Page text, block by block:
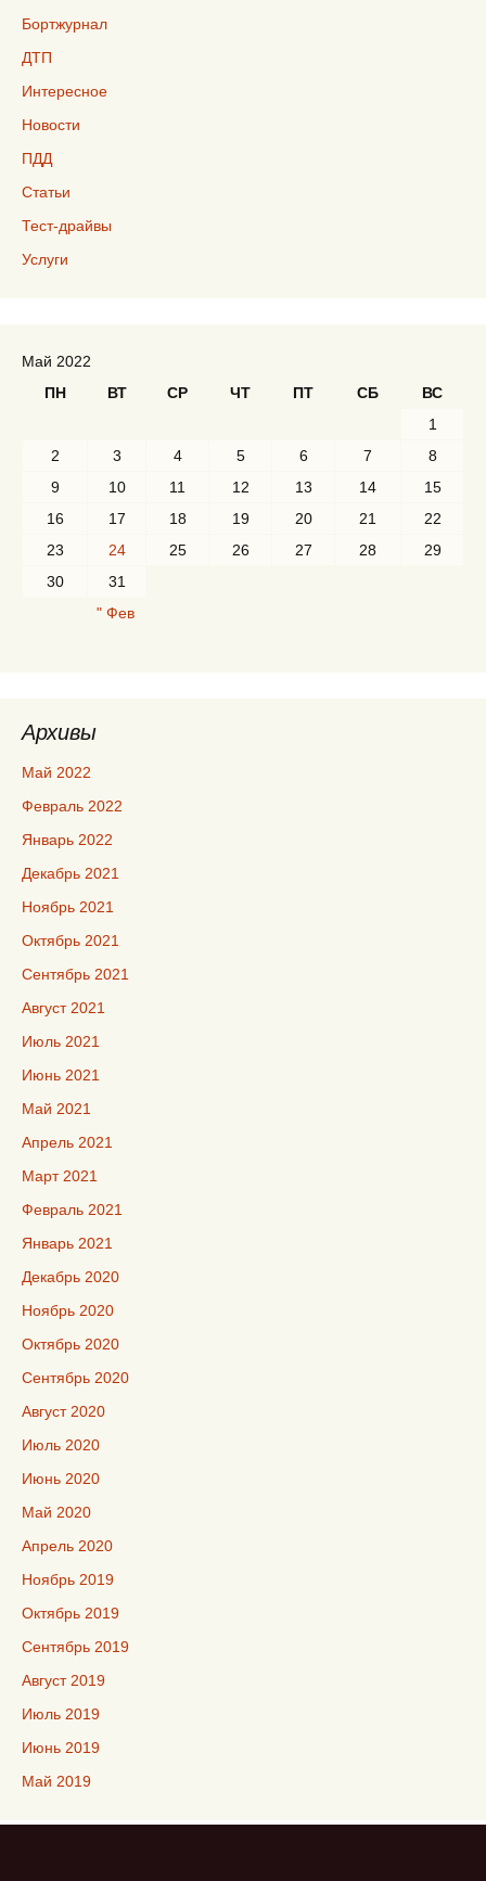
Бортжурнал
ДТП
Интересное
Новости
ПДД
Статьи
Тест-драйвы
Услуги
Май 2022
ПН
ВТ СР ЧТ ПТ СБ ВС
" Фев
1
2
3 4 5 6 7
8
9
10 11 12 13 14
15
16
17 18 19 20 21
22
23
24 25 26 27 28
29
30
31
Архивы
Май 2022
Февраль 2022
Январь 2022
Декабрь 2021
Ноябрь 2021
Октябрь 2021
Сентябрь 2021
Август 2021
Июль 2021
Июнь 2021
Май 2021
Апрель 2021
Март 2021
Февраль 2021
Январь 2021
Декабрь 2020
Ноябрь 2020
Октябрь 2020
Сентябрь 2020
Август 2020
Июль 2020
Июнь 2020
Май 2020
Апрель 2020
Ноябрь 2019
Октябрь 2019
Сентябрь 2019
Август 2019
Июль 2019
Июнь 2019
Май 2019